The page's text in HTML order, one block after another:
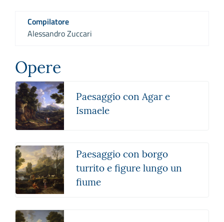
Compilatore
Alessandro Zuccari
Opere
Paesaggio con Agar e
Ismaele
Paesaggio con borgo
turrito e figure lungo un
fiume